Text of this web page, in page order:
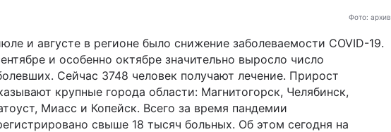
Фото: архив
и августе в регионе было снижение заболеваемости COVID-19.
и особенно октябре значительно выросло число
Сейчас 3748 человек получают лечение. Прирост
крупные города области: Магнитогорск, Челябинск,
Миасс и Копейск. Всего за время пандемии
свыше 18 тысяч больных. Об этом сегодня на